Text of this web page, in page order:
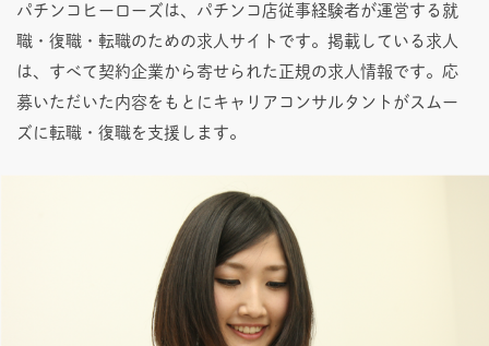
パチンコヒーローズは、パチンコ店従事経験者が運営する就
職・復職・転職のための求人サイトです。掲載している求人
は、すべて契約企業から寄せられた正規の求人情報です。応
募いただいた内容をもとにキャリアコンサルタントがスムー
ズに転職・復職を支援します。